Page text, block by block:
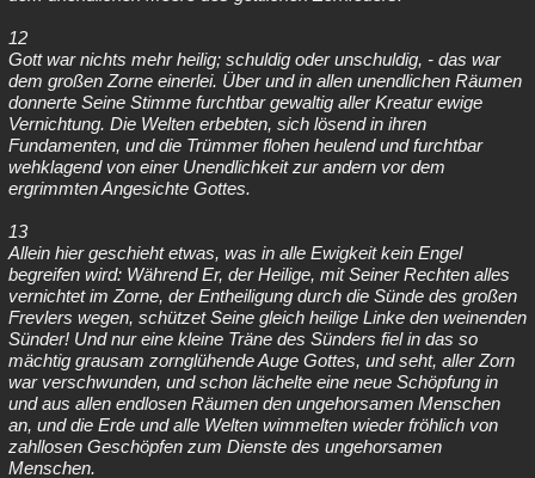
12
Gott war nichts mehr heilig; schuldig oder unschuldig, - das war
dem großen Zorne einerlei. Über und in allen unendlichen Räumen
donnerte Seine Stimme furchtbar gewaltig aller Kreatur ewige
Vernichtung. Die Welten erbebten, sich lösend in ihren
Fundamenten, und die Trümmer flohen heulend und furchtbar
wehklagend von einer Unendlichkeit zur andern vor dem
ergrimmten Angesichte Gottes.
13
Allein hier geschieht etwas, was in alle Ewigkeit kein Engel
begreifen wird: Während Er, der Heilige, mit Seiner Rechten alles
vernichtet im Zorne, der Entheiligung durch die Sünde des großen
Frevlers wegen, schützet Seine gleich heilige Linke den weinenden
Sünder! Und nur eine kleine Träne des Sünders fiel in das so
mächtig grausam zornglühende Auge Gottes, und seht, aller Zorn
war verschwunden, und schon lächelte eine neue Schöpfung in
und aus allen endlosen Räumen den ungehorsamen Menschen
an, und die Erde und alle Welten wimmelten wieder fröhlich von
zahllosen Geschöpfen zum Dienste des ungehorsamen
Menschen.